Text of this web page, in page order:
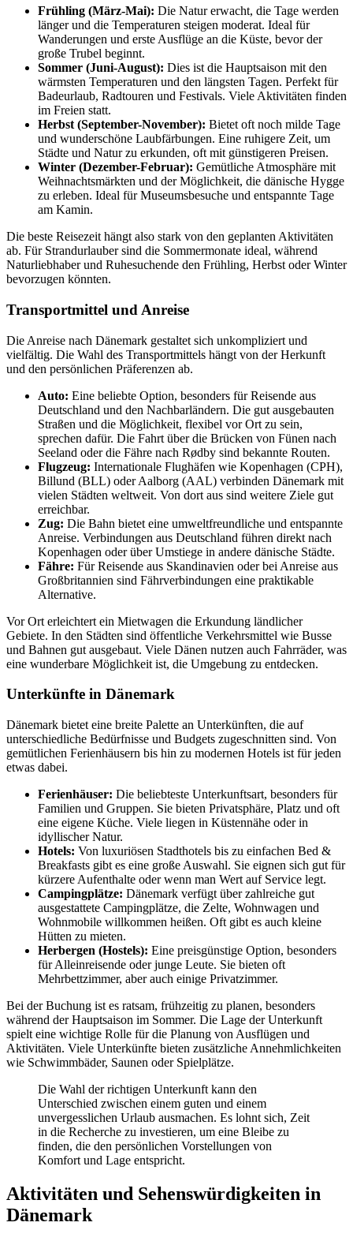
Frühling (März-Mai): Die Natur erwacht, die Tage werden
länger und die Temperaturen steigen moderat. Ideal für
Wanderungen und erste Ausflüge an die Küste, bevor der
große Trubel beginnt.
Sommer (Juni-August): Dies ist die Hauptsaison mit den
wärmsten Temperaturen und den längsten Tagen. Perfekt für
Badeurlaub, Radtouren und Festivals. Viele Aktivitäten finden
im Freien statt.
Herbst (September-November): Bietet oft noch milde Tage
und wunderschöne Laubfärbungen. Eine ruhigere Zeit, um
Städte und Natur zu erkunden, oft mit günstigeren Preisen.
Winter (Dezember-Februar): Gemütliche Atmosphäre mit
Weihnachtsmärkten und der Möglichkeit, die dänische Hygge
zu erleben. Ideal für Museumsbesuche und entspannte Tage
am Kamin.
Die beste Reisezeit hängt also stark von den geplanten Aktivitäten
ab. Für Strandurlauber sind die Sommermonate ideal, während
Naturliebhaber und Ruhesuchende den Frühling, Herbst oder Winter
bevorzugen könnten.
Transportmittel und Anreise
Die Anreise nach Dänemark gestaltet sich unkompliziert und
vielfältig. Die Wahl des Transportmittels hängt von der Herkunft
und den persönlichen Präferenzen ab.
Auto: Eine beliebte Option, besonders für Reisende aus
Deutschland und den Nachbarländern. Die gut ausgebauten
Straßen und die Möglichkeit, flexibel vor Ort zu sein,
sprechen dafür. Die Fahrt über die Brücken von Fünen nach
Seeland oder die Fähre nach Rødby sind bekannte Routen.
Flugzeug: Internationale Flughäfen wie Kopenhagen (CPH),
Billund (BLL) oder Aalborg (AAL) verbinden Dänemark mit
vielen Städten weltweit. Von dort aus sind weitere Ziele gut
erreichbar.
Zug: Die Bahn bietet eine umweltfreundliche und entspannte
Anreise. Verbindungen aus Deutschland führen direkt nach
Kopenhagen oder über Umstiege in andere dänische Städte.
Fähre: Für Reisende aus Skandinavien oder bei Anreise aus
Großbritannien sind Fährverbindungen eine praktikable
Alternative.
Vor Ort erleichtert ein Mietwagen die Erkundung ländlicher
Gebiete. In den Städten sind öffentliche Verkehrsmittel wie Busse
und Bahnen gut ausgebaut. Viele Dänen nutzen auch Fahrräder, was
eine wunderbare Möglichkeit ist, die Umgebung zu entdecken.
Unterkünfte in Dänemark
Dänemark bietet eine breite Palette an Unterkünften, die auf
unterschiedliche Bedürfnisse und Budgets zugeschnitten sind. Von
gemütlichen Ferienhäusern bis hin zu modernen Hotels ist für jeden
etwas dabei.
Ferienhäuser: Die beliebteste Unterkunftsart, besonders für
Familien und Gruppen. Sie bieten Privatsphäre, Platz und oft
eine eigene Küche. Viele liegen in Küstennähe oder in
idyllischer Natur.
Hotels: Von luxuriösen Stadthotels bis zu einfachen Bed &
Breakfasts gibt es eine große Auswahl. Sie eignen sich gut für
kürzere Aufenthalte oder wenn man Wert auf Service legt.
Campingplätze: Dänemark verfügt über zahlreiche gut
ausgestattete Campingplätze, die Zelte, Wohnwagen und
Wohnmobile willkommen heißen. Oft gibt es auch kleine
Hütten zu mieten.
Herbergen (Hostels): Eine preisgünstige Option, besonders
für Alleinreisende oder junge Leute. Sie bieten oft
Mehrbettzimmer, aber auch einige Privatzimmer.
Bei der Buchung ist es ratsam, frühzeitig zu planen, besonders
während der Hauptsaison im Sommer. Die Lage der Unterkunft
spielt eine wichtige Rolle für die Planung von Ausflügen und
Aktivitäten. Viele Unterkünfte bieten zusätzliche Annehmlichkeiten
wie Schwimmbäder, Saunen oder Spielplätze.
Die Wahl der richtigen Unterkunft kann den
Unterschied zwischen einem guten und einem
unvergesslichen Urlaub ausmachen. Es lohnt sich, Zeit
in die Recherche zu investieren, um eine Bleibe zu
finden, die den persönlichen Vorstellungen von
Komfort und Lage entspricht.
Aktivitäten und Sehenswürdigkeiten in
Dänemark